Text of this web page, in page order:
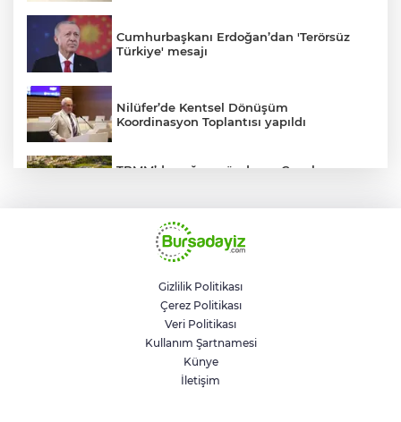
Cumhurbaşkanı Erdoğan’dan 'Terörsüz
Türkiye' mesajı
Nilüfer’de Kentsel Dönüşüm
Koordinasyon Toplantısı yapıldı
TBMM’de yoğun gündem... Çocuk
BUSKİ'den su tarifeleri açıklaması... Aylık
güncelleme yeni zam uygulaması değil
Geleceğin milli kaykaycıları
Osmangazi’de yarışıyor
Gizlilik Politikası
Çerez Politikası
Veri Politikası
Kullanım Şartnamesi
Künye
İletişim